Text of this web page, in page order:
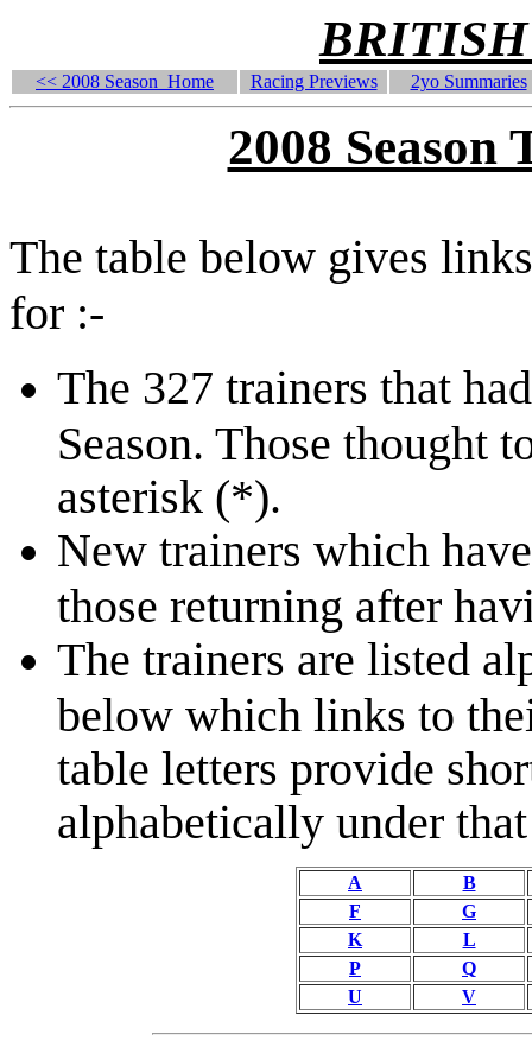
<< 2008 Season Home Racing Previews 2yo Summaries
2008 Season
The table below gives
for :-
The 327 trainers that
Season. Those thought
asterisk (*).
New trainers which
those returning after
The trainers are listed
below which links to
table letters provide
alphabetically under
A
B
F
G
K
L
P
Q
U
V